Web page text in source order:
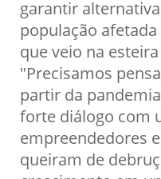
garantir
população
que veio na
"Precisamos
partir da
forte diálogo com
empreendedores
queiram de